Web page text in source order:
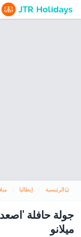
الرئيسية إيطاليا
جولة حافلة
ميلانو